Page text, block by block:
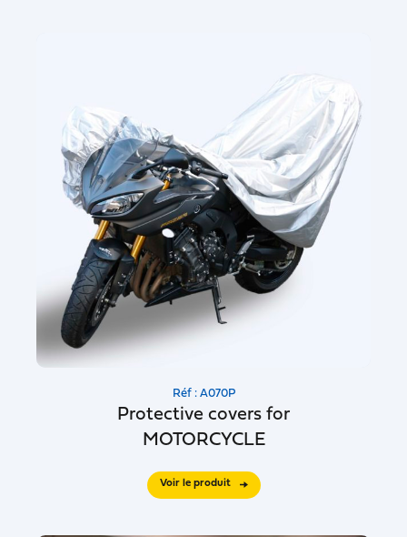
Réf : A070P
Protective covers for
MOTORCYCLE
Voir le produit